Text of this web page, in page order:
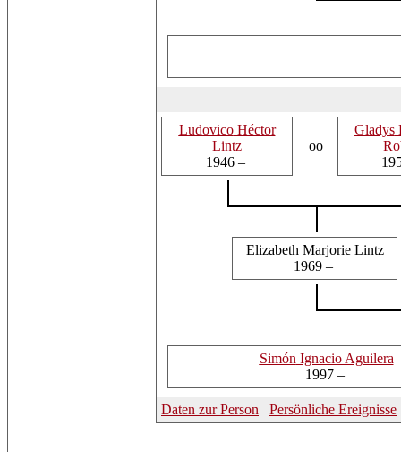
LudovicoHéctor
Lintz
1946 –
oo
Gladys
Elizabeth Marjorie Lintz
1969 –
Simón Ignacio Aguilera
1997 –
Daten zur Person Persönliche Ereignisse